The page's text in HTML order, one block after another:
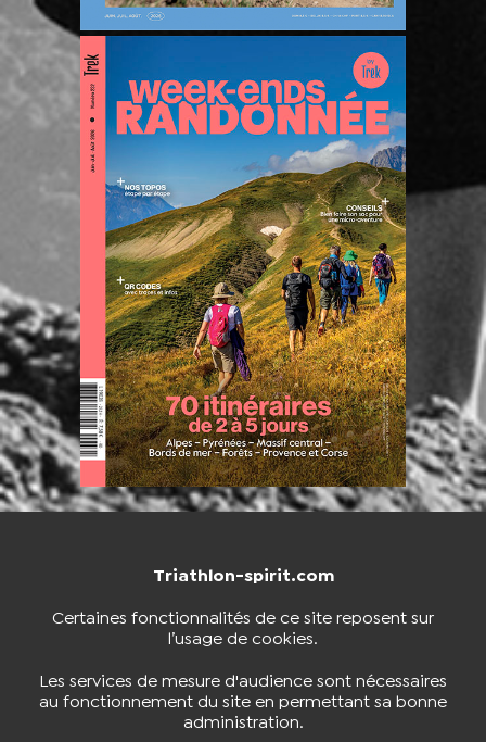
Triathlon-spirit.com
Certaines fonctionnalités de ce site reposent sur
l’usage de cookies.
Les services de mesure d'audience sont nécessaires
au fonctionnement du site en permettant sa bonne
administration.
NOUS CONTACTER BOUTIQUE